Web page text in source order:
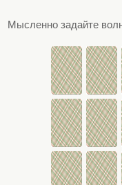
Мысленно задайте